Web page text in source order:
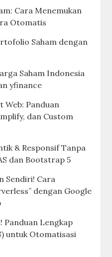
Cara Menemukan
Otomatis
Saham dengan
Saham Indonesia
yfinance
Web: Panduan
dan Custom
& Responsif Tanpa
dan Bootstrap 5
Sendiri! Cara
dengan Google
Panduan Lengkap
untuk Otomatisasi